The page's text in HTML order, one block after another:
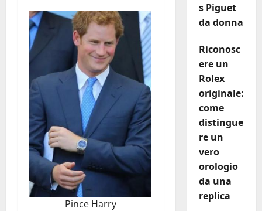
Pince Harry
s Piguet
da donna
Riconosc
ere un
Rolex
originale:
come
distingue
re un
vero
orologio
da una
replica